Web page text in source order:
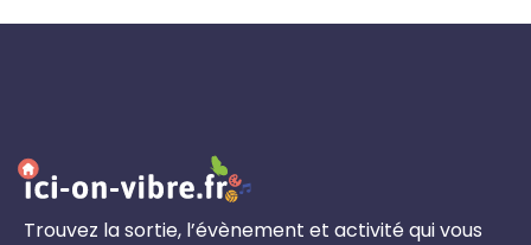
Trouvez la sortie, l’évènement et activité qui vous